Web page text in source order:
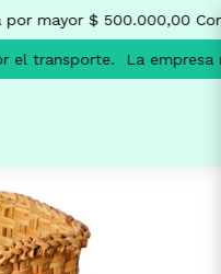
por mayor $ 500.000,00
el transporte. La empresa